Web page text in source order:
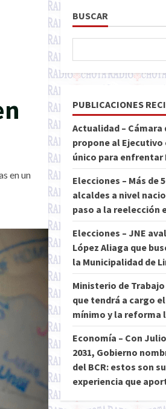
en un
BUSCAR
PUBLICACIONES
Actualidad – Cámara
propone al
único para enfrentar
Elecciones – Más de
alcaldes a nivel
paso a la reelección
Elecciones – JNE
López Aliaga que
la Municipalidad de
Ministerio de
que tendrá a cargo
mínimo y la reforma
Economía – Con
2031, Gobierno
del BCR: estos son
experiencia que